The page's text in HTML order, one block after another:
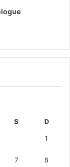
S D
1
7 8